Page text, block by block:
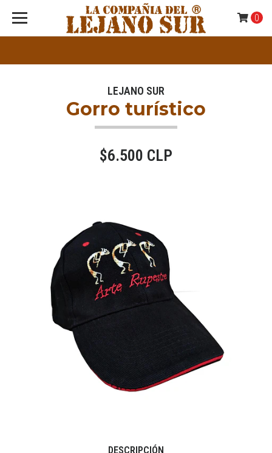
0
LEJANO SUR
Gorro turístico
$6.500 CLP
DESCRIPCIÓN